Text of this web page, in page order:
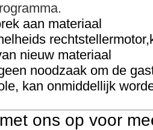
aan materiaal
nieuw materiaal
noodzaak om de
kan onmiddellijk
ons op voor